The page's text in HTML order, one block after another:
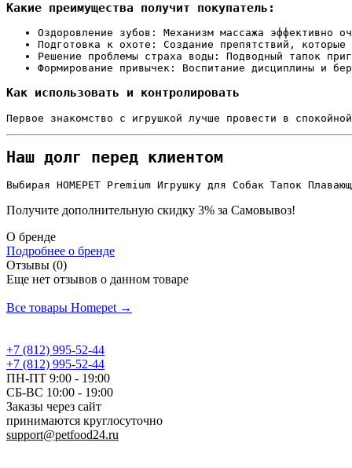
Какие преимущества получит покупатель:
Оздоровление зубов: Механизм массажа эффективно
Подготовка к охоте: Создание препятствий,
Решение проблемы страха воды: Подводный тапок
Формирование привычек: Воспитание дисциплины и
Как использовать и контролировать
Первое знакомство с игрушкой лучше провести в
Наш долг перед клиентом
Выбирая HOMEPET Premium Игрушку для Собак Тапок
Получите дополнительную скидку 3% за Самовывоз!
О бренде
Подробнее о бренде
Отзывы (0)
Еще нет отзывов о данном товаре
Все товары Homepet →
+7 (812) 995-52-44
+7 (812) 995-52-44
ПН-ПТ 9:00 - 19:00
СБ-ВС 10:00 - 19:00
Заказы через сайт
принимаются круглосуточно
support@petfood24.ru